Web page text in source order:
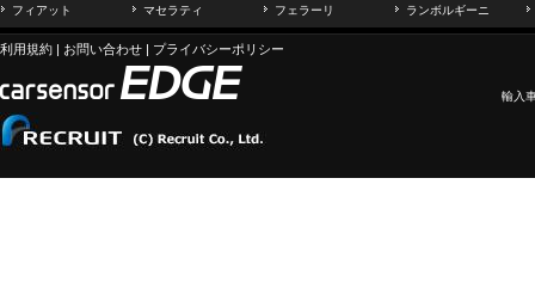
フィアット
マセラティ フェラーリ ランボルギーニ
利用規約 | お問い合わせ | プライバシーポリシー
輸入